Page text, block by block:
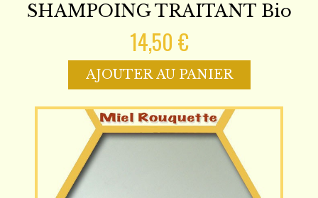
SHAMPOING TRAITANT Bio
14,50 €
AJOUTER AU PANIER